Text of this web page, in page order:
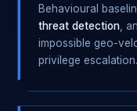
Behavioural
threat detection ,
impossible geo-
privilege escalation.